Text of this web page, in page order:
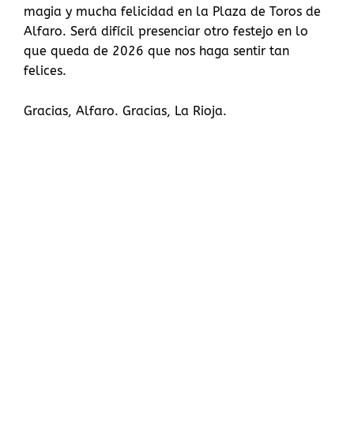
magia y mucha felicidad en la Plaza de Toros de
Alfaro. Será difícil presenciar otro festejo en lo
que queda de 2026 que nos haga sentir tan
felices.
Gracias, Alfaro. Gracias, La Rioja.